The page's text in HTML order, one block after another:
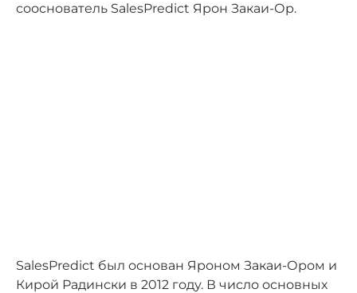
сооснователь SalesPredict Ярон Закаи-Ор.
SalesPredict был основан Яроном Закаи-Ором и
Кирой Радински в 2012 году. В число основных